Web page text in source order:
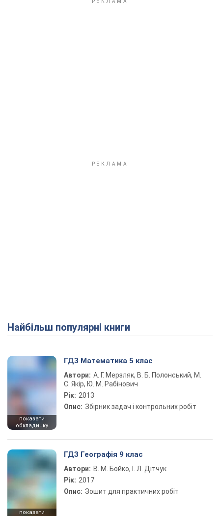
Найбільш популярні книги
показати
обкладинку
ГДЗ Математика 5 клас
Автори: А. Г. Мерзляк, В. Б. Полонський, М.
С. Якір, Ю. М. Рабінович
Рік: 2013
Опис: Збірник задач і контрольних робіт
показати
ГДЗ Географія 9 клас
Автори: В. М. Бойко, І. Л. Дітчук
Рік: 2017
Опис: Зошит для практичних робіт